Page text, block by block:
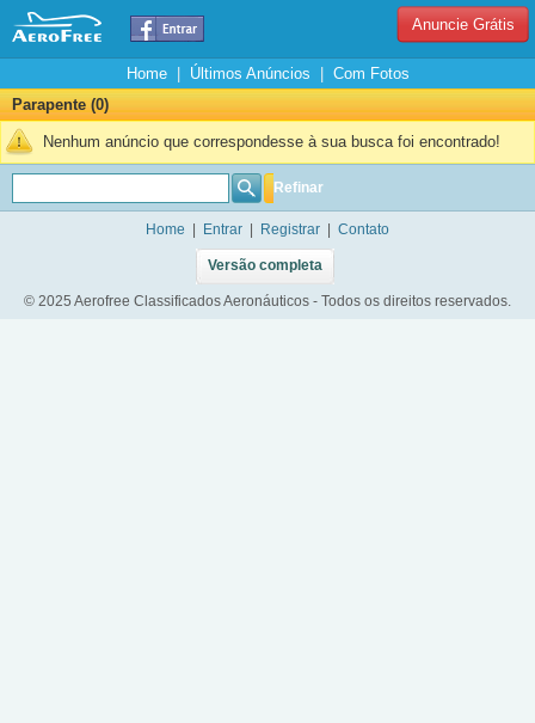
Anuncie Grátis
Home| Últimos Anúncios
Com Fotos
Parapente (0)
Nenhum anúncio que correspondesse à sua busca foi encontrado!
Refinar
Home Entrar Registrar Contato
Versão completa
© 2025 Aerofree Classificados Aeronáuticos - Todos os direitos reservados.